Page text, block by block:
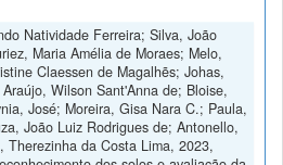
Natividade Ferreira; Silva, João
Maria Amélia de Moraes; Melo,
Claessen de Magalhẽs; Johas,
Wilson Sant'Anna de; Bloise,
José; Moreira, Gisa Nara C.; Paula,
João Luiz Rodrigues de; Antonello,
Therezinha da Costa Lima, 2023,